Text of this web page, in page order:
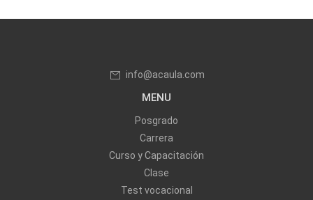
info@acaula.com
MENU
Posgrado
Carrera
Curso y Capacitación
Clase
Test vocacional